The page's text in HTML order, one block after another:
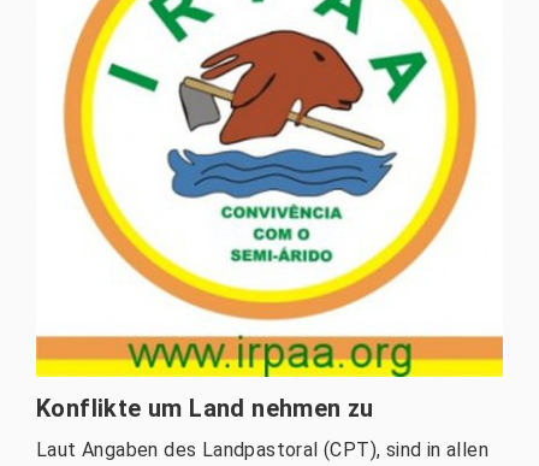
Konflikte um Land nehmen zu
Laut Angaben des Landpastoral (CPT), sind in allen